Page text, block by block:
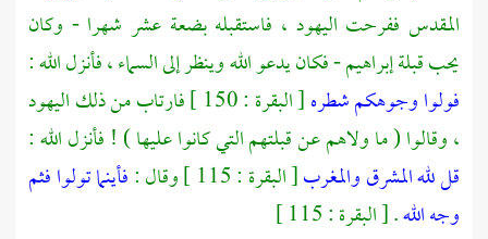
المقدس ففرحت اليهود ، فاستقبله بضعة عشر شهرا - وكان
يحب قبلةإبراهيم- فكان يدعو الله وينظر إلى السماء ، فأنزل الله :
فولوا وجوهكم شطره[ البقرة : 150 ] فارتاب من ذلك
اليهود
، وقالوا ( ما ولاهم عن قبلتهم التي كانوا عليها ) ! فأنزل الله :
قل لله المشرق والمغرب[ البقرة : 115 ] وقال :
فأينما تولوا فثم
وجه الله. [ البقرة : 115 ]